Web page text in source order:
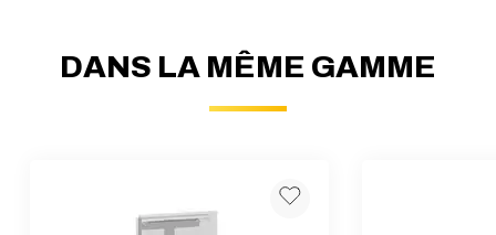
DANS LA MÊME GAMME